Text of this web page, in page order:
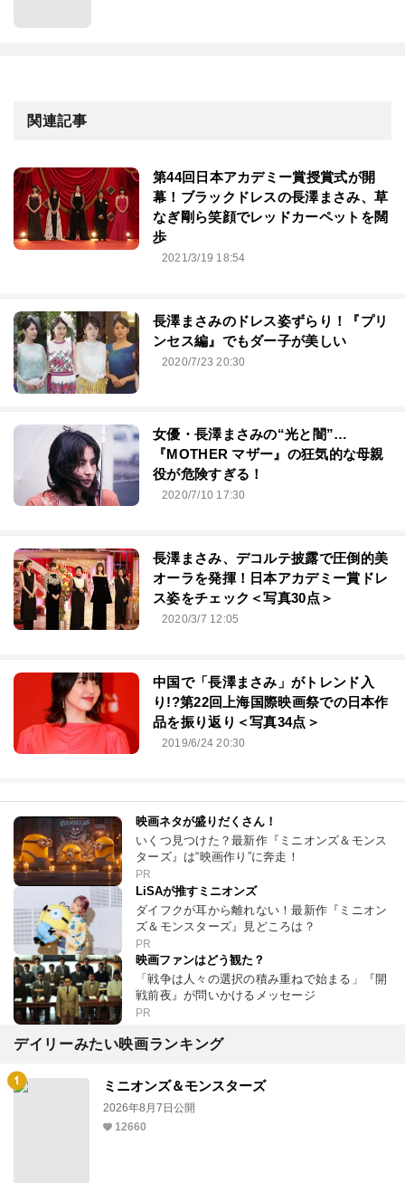
関連記事
第44回⽇本アカデミー賞授賞式が開
幕！ブラックドレスの長澤まさみ、草
なぎ剛ら笑顔でレッドカーペットを闊
歩
2021/3/19 18:54
長澤まさみのドレス姿ずらり！『プリ
ンセス編』でもダー子が美しい
2020/7/23 20:30
女優・長澤まさみの“光と闇”…
『MOTHER マザー』の狂気的な母親
役が危険すぎる！
2020/7/10 17:30
長澤まさみ、デコルテ披露で圧倒的美
オーラを発揮！日本アカデミー賞ドレ
ス姿をチェック＜写真30点＞
2020/3/7 12:05
中国で「長澤まさみ」がトレンド入
り!?第22回上海国際映画祭での日本作
品を振り返り＜写真34点＞
2019/6/24 20:30
映画ネタが盛りだくさん！
いくつ見つけた？最新作『ミニオンズ＆モンス
ターズ』は“映画作り”に奔走！
PR
LiSAが推すミニオンズ
ダイフクが耳から離れない！最新作『ミニオン
ズ＆モンスターズ』見どころは？
PR
映画ファンはどう観た？
「戦争は人々の選択の積み重ねで始まる」『開
戦前夜』が問いかけるメッセージ
PR
デイリーみたい映画ランキング
ミニオンズ＆モンスターズ
2026年8月7日公開
12660